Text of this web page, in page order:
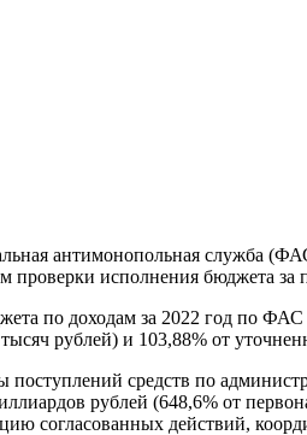
антимонопольная служба
проверки исполнения бюджета
по доходам за 2022 год по
рублей) и 103,88% от
средств по
рублей (648,6% от
согласованных действий,